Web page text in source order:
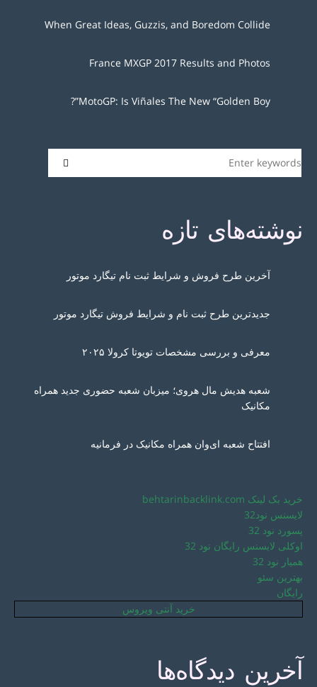
When Great Ideas, Guzzis, and Boredom Collide
France MXGP 2017 Results and Photos
MotoGP: Is Viñales The New “Golden Boy”?
نوشته‌های تازه
آخرین طرح فروش و شرایط ثبت نام تیگارد موتور
جدیدترین طرح ثبت نام و شرایط فروش تیگارد موتور
معرفی و بررسی مشخصات تویوتا کرولا ۲۰۲۵
شعبه هدیش مال هروی؛ میزبان شعبه حضوری جدید همراه
مکانیک
افتتاح شعبه ای‌وان همراه مکانیک در فرمانیه
خرید بک لینک behtarinbacklink.com
لایسنس نود32
پسورد نود 32
اوکلی لایسنس رایگان نود 32
همیار نود 32
بهترین سئو
رایگان
خرید آنتی ویروس
آخرین دیدگاه‌ها